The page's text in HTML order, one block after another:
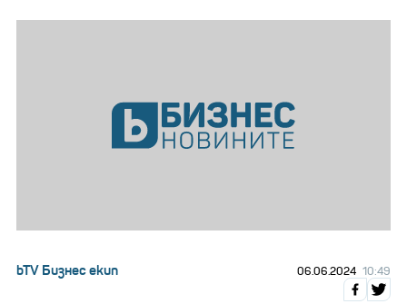
bTV Бизнес екип 06.06.2024 10:49